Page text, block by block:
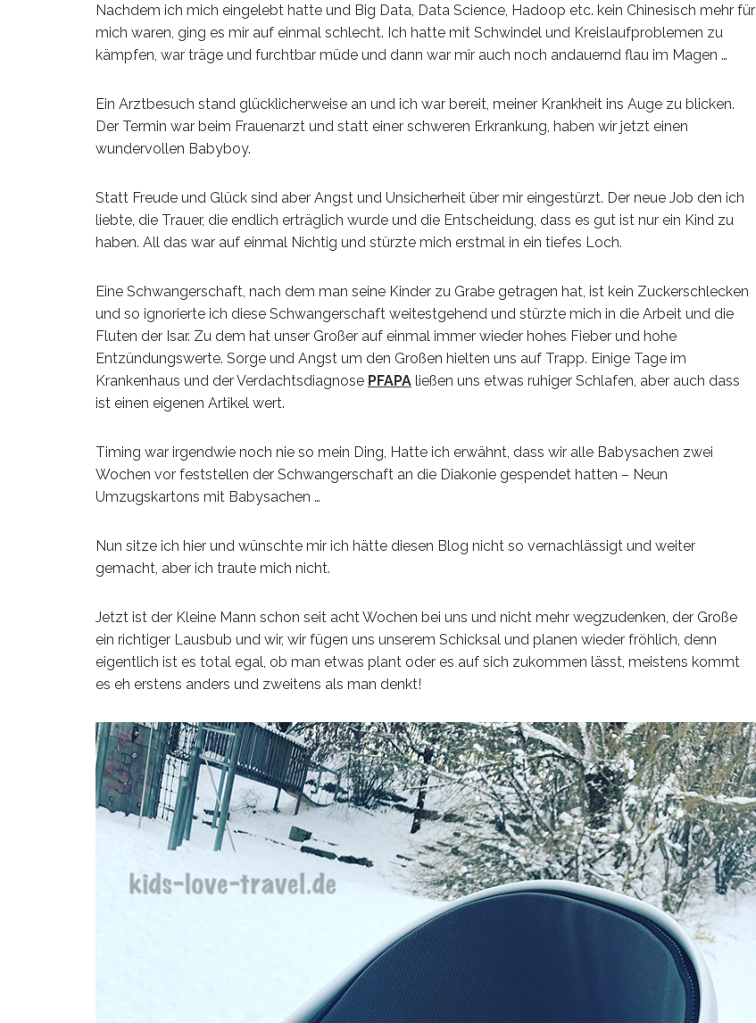
Nachdem ich mich eingelebt hatte und Big Data, Data Science, Hadoop etc. kein Chinesisch mehr für
mich waren, ging es mir auf einmal schlecht. Ich hatte mit Schwindel und Kreislaufproblemen zu
kämpfen, war träge und furchtbar müde und dann war mir auch noch andauernd flau im Magen …
Ein Arztbesuch stand glücklicherweise an und ich war bereit, meiner Krankheit ins Auge zu blicken.
Der Termin war beim Frauenarzt und statt einer schweren Erkrankung, haben wir jetzt einen
wundervollen Babyboy.
Statt Freude und Glück sind aber Angst und Unsicherheit über mir eingestürzt. Der neue Job den ich
liebte, die Trauer, die endlich erträglich wurde und die Entscheidung, dass es gut ist nur ein Kind zu
haben. All das war auf einmal Nichtig und stürzte mich erstmal in ein tiefes Loch.
Eine Schwangerschaft, nach dem man seine Kinder zu Grabe getragen hat, ist kein Zuckerschlecken
und so ignorierte ich diese Schwangerschaft weitestgehend und stürzte mich in die Arbeit und die
Fluten der Isar. Zu dem hat unser Großer auf einmal immer wieder hohes Fieber und hohe
Entzündungswerte. Sorge und Angst um den Großen hielten uns auf Trapp. Einige Tage im
Krankenhaus und der Verdachtsdiagnose PFAPA ließen uns etwas ruhiger Schlafen, aber auch dass
ist einen eigenen Artikel wert.
Timing war irgendwie noch nie so mein Ding, Hatte ich erwähnt, dass wir alle Babysachen zwei
Wochen vor feststellen der Schwangerschaft an die Diakonie gespendet hatten – Neun
Umzugskartons mit Babysachen …
Nun sitze ich hier und wünschte mir ich hätte diesen Blog nicht so vernachlässigt und weiter
gemacht, aber ich traute mich nicht.
Jetzt ist der Kleine Mann schon seit acht Wochen bei uns und nicht mehr wegzudenken, der Große
ein richtiger Lausbub und wir, wir fügen uns unserem Schicksal und planen wieder fröhlich, denn
eigentlich ist es total egal, ob man etwas plant oder es auf sich zukommen lässt, meistens kommt
es eh erstens anders und zweitens als man denkt!